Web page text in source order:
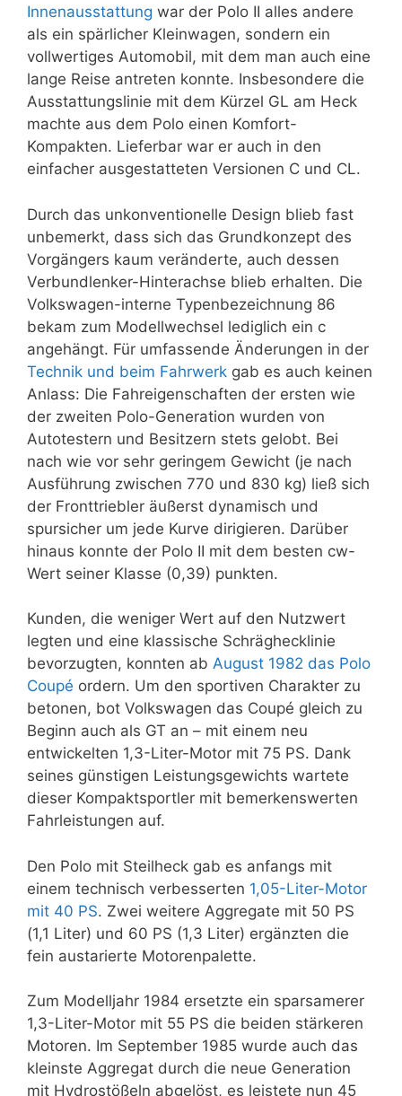
Innenausstattung war der Polo II alles andere
als ein spärlicher Kleinwagen, sondern ein
vollwertiges Automobil, mit dem man auch eine
lange Reise antreten konnte. Insbesondere die
Ausstattungslinie mit dem Kürzel GL am Heck
machte aus dem Polo einen Komfort-
Kompakten. Lieferbar war er auch in den
einfacher ausgestatteten Versionen C und CL.
Durch das unkonventionelle Design blieb fast
unbemerkt, dass sich das Grundkonzept des
Vorgängers kaum veränderte, auch dessen
Verbundlenker-Hinterachse blieb erhalten. Die
Volkswagen-interne Typenbezeichnung 86
bekam zum Modellwechsel lediglich ein c
angehängt. Für umfassende Änderungen in der
Technik und beim Fahrwerk gab es auch keinen
Anlass: Die Fahreigenschaften der ersten wie
der zweiten Polo-Generation wurden von
Autotestern und Besitzern stets gelobt. Bei
nach wie vor sehr geringem Gewicht (je nach
Ausführung zwischen 770 und 830 kg) ließ sich
der Fronttriebler äußerst dynamisch und
spursicher um jede Kurve dirigieren. Darüber
hinaus konnte der Polo II mit dem besten cw-
Wert seiner Klasse (0,39) punkten.
Kunden, die weniger Wert auf den Nutzwert
legten und eine klassische Schräghecklinie
bevorzugten, konnten ab August 1982 das Polo
Coupé ordern. Um den sportiven Charakter zu
betonen, bot Volkswagen das Coupé gleich zu
Beginn auch als GT an – mit einem neu
entwickelten 1,3-Liter-Motor mit 75 PS. Dank
seines günstigen Leistungsgewichts wartete
dieser Kompaktsportler mit bemerkenswerten
Fahrleistungen auf.
Den Polo mit Steilheck gab es anfangs mit
einem technisch verbesserten 1,05-Liter-Motor
mit 40 PS. Zwei weitere Aggregate mit 50 PS
(1,1 Liter) und 60 PS (1,3 Liter) ergänzten die
fein austarierte Motorenpalette.
Zum Modelljahr 1984 ersetzte ein sparsamerer
1,3-Liter-Motor mit 55 PS die beiden stärkeren
Motoren. Im September 1985 wurde auch das
kleinste Aggregat durch die neue Generation
mit Hydrostößeln abgelöst, es leistete nun 45